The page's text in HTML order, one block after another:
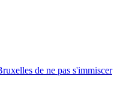
de ne pas s'immiscer